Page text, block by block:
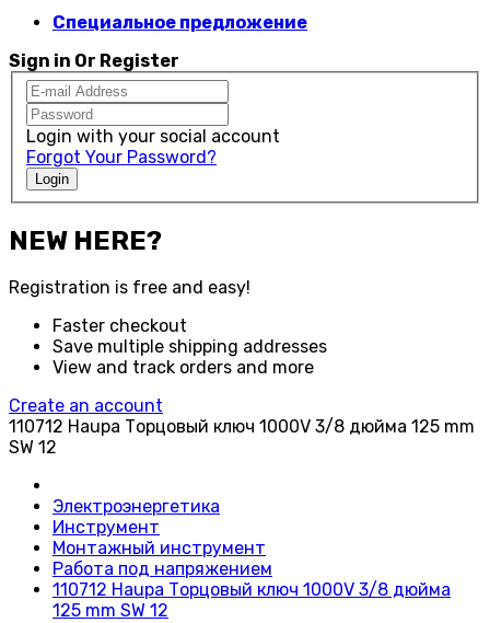
Специальное предложение
Sign in Or Register
Login with your social account
Forgot Your Password?
Login
NEW HERE?
Registration is free and easy!
Faster checkout
Save multiple shipping addresses
View and track orders and more
Create an account
110712 Haupa Торцовый ключ 1000V 3/8 дюйма 125 mm
SW 12
Электроэнергетика
Инструмент
Монтажный инструмент
Работа под напряжением
110712 Haupa Торцовый ключ 1000V 3/8 дюйма
125 mm SW 12